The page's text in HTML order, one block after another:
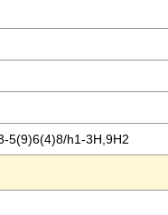
5(9)6(4)8/h1-3H,9H2